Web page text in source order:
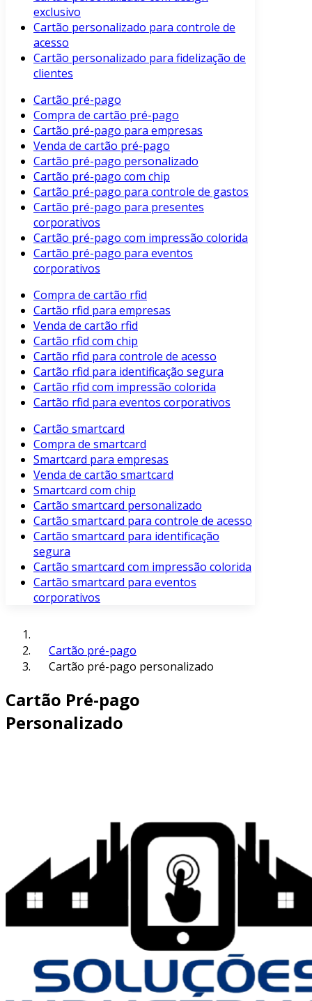
exclusivo
Cartão personalizado para controle de
acesso
Cartão personalizado para fidelização de
clientes
Cartão pré-pago
Compra de cartão pré-pago
Cartão pré-pago para empresas
Venda de cartão pré-pago
Cartão pré-pago personalizado
Cartão pré-pago com chip
Cartão pré-pago para controle de gastos
Cartão pré-pago para presentes
corporativos
Cartão pré-pago com impressão colorida
Cartão pré-pago para eventos
corporativos
Compra de cartão rfid
Cartão rfid para empresas
Venda de cartão rfid
Cartão rfid com chip
Cartão rfid para controle de acesso
Cartão rfid para identificação segura
Cartão rfid com impressão colorida
Cartão rfid para eventos corporativos
Cartão smartcard
Compra de smartcard
Smartcard para empresas
Venda de cartão smartcard
Smartcard com chip
Cartão smartcard personalizado
Cartão smartcard para controle de acesso
Cartão smartcard para identificação
segura
Cartão smartcard com impressão colorida
Cartão smartcard para eventos
corporativos
Cartão pré-pago
Cartão pré-pago personalizado
Cartão Pré-pago
Personalizado